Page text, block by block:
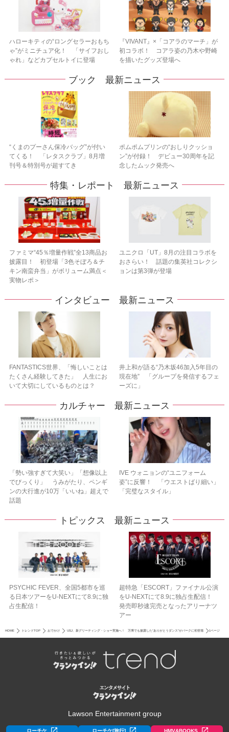
ハローキティの“ロングセラーおもち
ゃ”がミニチュア化！ 「サイフおし
ゃれ」などカプセルトイに登場
『VIVANT』×「コアラのマーチ」が
初コラボ！ コアラ姿の乃木や野崎
を描いたグッズ登場へ
ブック 最新ニュース
“くまのプーさん保冷バッグ”が付い
てくる！ 「レタスクラブ」8月増
刊号＆特別号が超すてき
ポムポムプリンの“おしりクッショ
ン”が付録！ デビュー30周年を記
念したムック発売へ
特集・レポート 最新ニュース
ファミマ“45％増量作戦”全13商品お
披露目！ 初登場「3色そぼろ＆チ
キン南蛮弁当」がボリューム満点＜
実物レポ＞
ユニクロ「UT」8月の注目コラボを
おさらい！ 話題の集英社コレクシ
ョンは第3弾が登場
インタビュー 最新ニュース
FANTASTICS世界、「悔しいことは
たくさん経験してきた」 人生にお
いて大切にしているものとは？
井上和が語る“乃木坂46加入5年目の
現在地” 「グループを発信するフェ
ーズに」
カルチャー 最新ニュース
「勢い強すぎて大笑い」「想像以上
でびっくり」 うみがたり、ペンギ
ンの大行進が10万「いいね」超えで
話題
IVE ウォニョンの“ユニフォーム
姿”に反響！ 「ウエストばり細い」
「完璧なスタイル」
トピックス 最新ニュース
PSYCHIC FEVER、全国5都市を巡
る日本ツアーをU‐NEXTにて8.9に独
占生配信！
超特急「ESCORT」ファイナル公演
をU-NEXTにて8.9に独占生配信！
発売即秒速完売となったアリーナツ
アー
HOME トレンドTOP おでかけ USJ、新グリーティング・ショー実施へ！ 万博でも披露した“ありがとうダンス”がパークに初登場 1ページ
Lawson Entertainment group
ローチケ ローチケ[旅行] HMV&BOOKS